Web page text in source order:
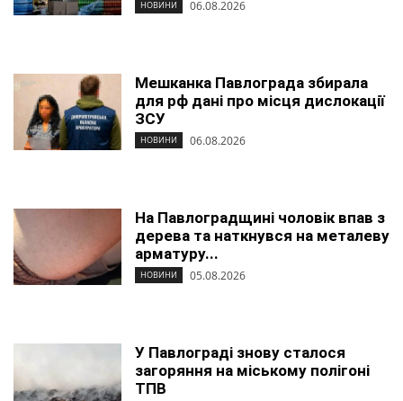
НОВИНИ 06.08.2026
Мешканка Павлограда збирала
для рф дані про місця дислокації
ЗСУ
НОВИНИ 06.08.2026
На Павлоградщині чоловік впав з
дерева та наткнувся на металеву
арматуру...
НОВИНИ 05.08.2026
У Павлограді знову сталося
загоряння на міському полігоні
ТПВ